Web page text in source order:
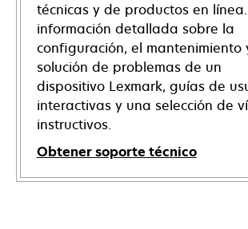
técnicas y de productos en
información detallada sobre la
configuración, el mantenimiento
solución de problemas de un
dispositivo Lexmark, guías de
interactivas y una selección de
instructivos.
Obtener soporte técnico
se